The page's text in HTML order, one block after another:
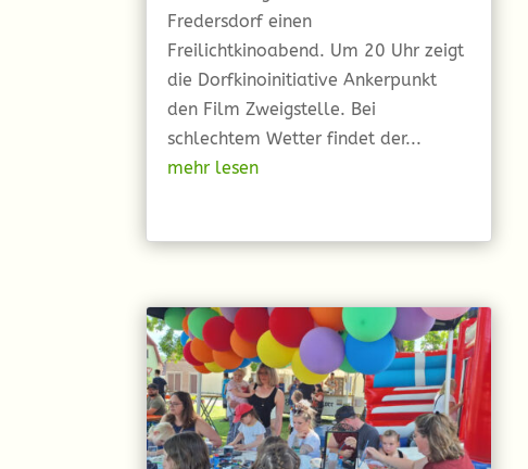
Fredersdorf einen
Freilichtkinoabend. Um 20 Uhr zeigt
die Dorfkinoinitiative Ankerpunkt
den Film Zweigstelle. Bei
schlechtem Wetter findet der...
mehr lesen